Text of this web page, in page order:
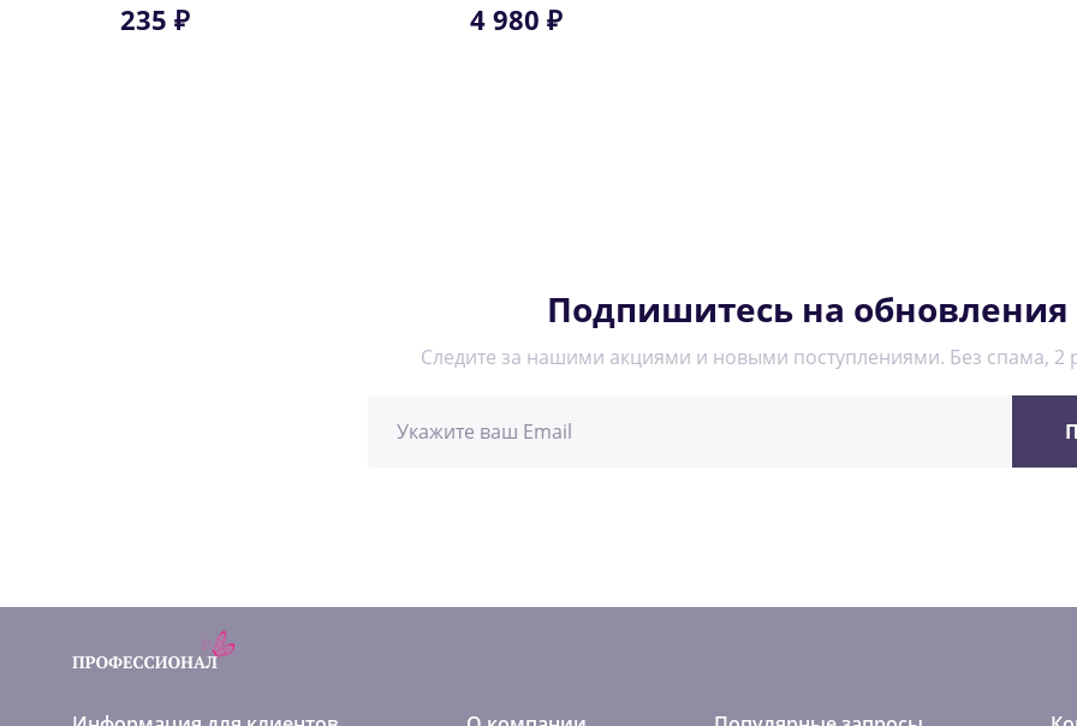
235 ₽ 4 980 ₽
Подпишитесь на обновления
Следите за нашими акциями и новыми поступлениями. Без спама, 2